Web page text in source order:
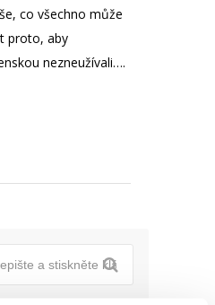
co všechno může
proto, aby
nezneužívali….